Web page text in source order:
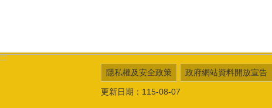
:::
隱私權及安全政策 政府網站資料開放宣告
更新日期：115-08-07